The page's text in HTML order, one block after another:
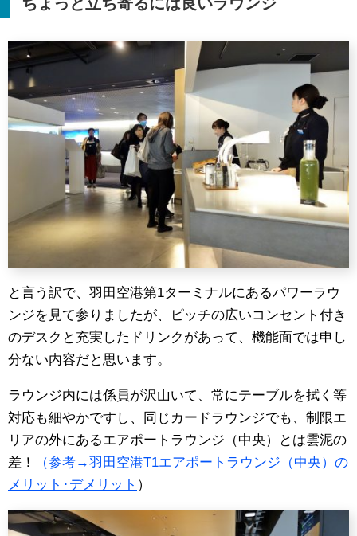
と言う訳で、羽田空港第1ターミナルにあるパワーラウ
ンジを見て参りましたが、ピッチの広いコンセント付き
のデスクと充実したドリンクがあって、機能面では申し
分ない内容だと思います。
ラウンジ内には係員が沢山いて、常にテーブルを拭く等
対応も細やかですし、同じカードラウンジでも、制限エ
リアの外にあるエアポートラウンジ（中央）とは雲泥の
差！
（参考→羽田空港T1エアポートラウンジ（中央）の
メリット･デメリット ）